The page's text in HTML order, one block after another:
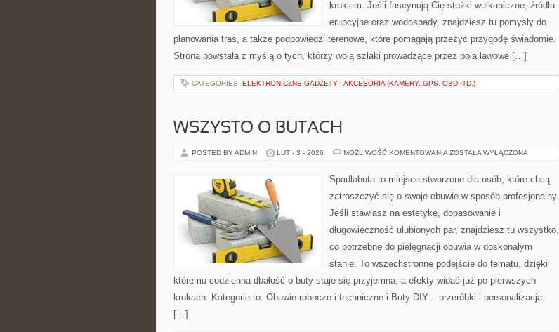
krokiem. Jeśli fascynują Cię stożki wulkaniczne, źródła
erupcyjne oraz wodospady, znajdziesz tu pomysły do
planowania tras, a także podpowiedzi terenowe, które pomagają przeżyć przygodę świadomie.
Strona powstała z myślą o tych, którzy wolą szlaki prowadzące przez pola lawowe […]
CATEGORIES: ELEKTRONICZNE GADŻETY I AKCESORIA (KAMERY, GPS, OBD ITD.)
WSZYSTO O BUTACH
POSTED BY ADMIN LUT - 3 - 2026 MOŻLIWOŚĆ KOMENTOWANIA WSZYSTO
ZOSTAŁA WYŁĄCZONA
Spadlabuta to miejsce stworzone dla osób, które chcą
zatroszczyć się o swoje obuwie w sposób profesjonalny.
Jeśli stawiasz na estetykę, dopasowanie i
długowieczność ulubionych par, znajdziesz tu wszystko,
co potrzebne do pielęgnacji obuwia w doskonałym
stanie. To wszechstronne podejście do tematu, dzięki
któremu codzienna dbałość o buty staje się przyjemna, a efekty widać już po pierwszych
krokach. Kategorie to: Obuwie robocze i techniczne i Buty DIY – przeróbki i personalizacja.
[…]